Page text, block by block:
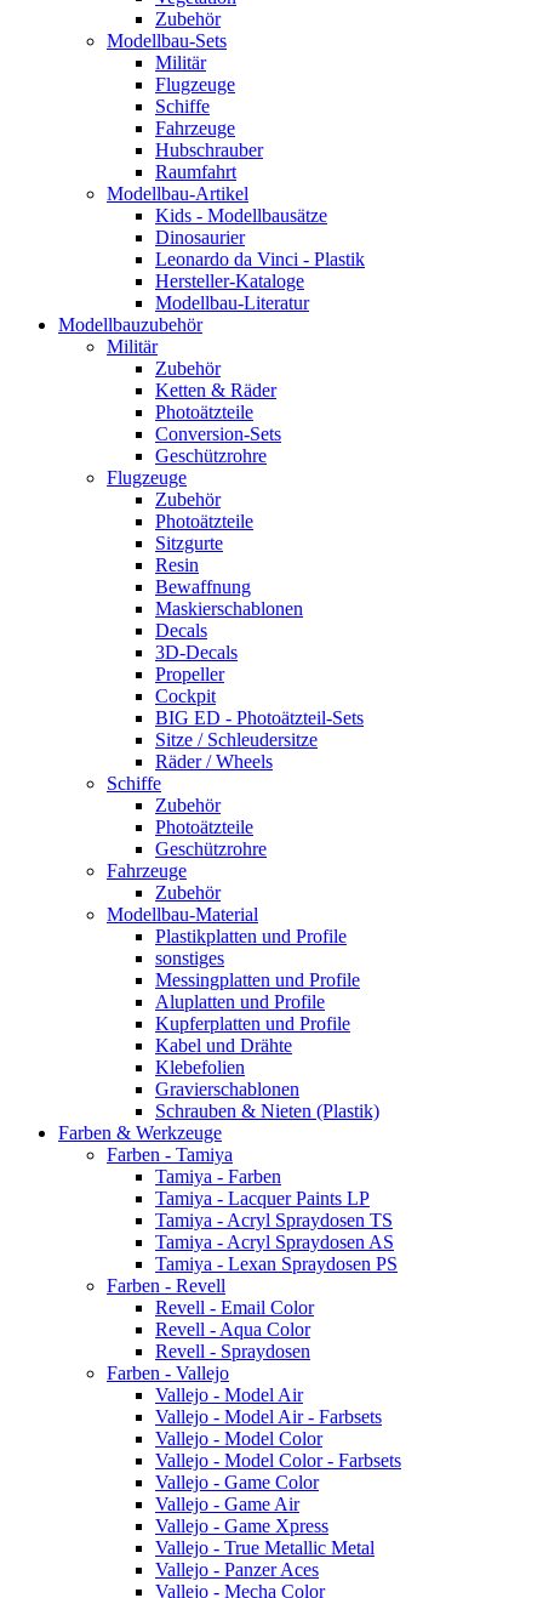
Zubehör
Modellbau-Sets
Militär
Flugzeuge
Schiffe
Fahrzeuge
Hubschrauber
Raumfahrt
Modellbau-Artikel
Kids - Modellbausätze
Dinosaurier
Leonardo da Vinci - Plastik
Hersteller-Kataloge
Modellbau-Literatur
Modellbauzubehör
Militär
Zubehör
Ketten & Räder
Photoätzteile
Conversion-Sets
Geschützrohre
Flugzeuge
Zubehör
Photoätzteile
Sitzgurte
Resin
Bewaffnung
Maskierschablonen
Decals
3D-Decals
Propeller
Cockpit
BIG ED - Photoätzteil-Sets
Sitze / Schleudersitze
Räder / Wheels
Schiffe
Zubehör
Photoätzteile
Geschützrohre
Fahrzeuge
Zubehör
Modellbau-Material
Plastikplatten und Profile
sonstiges
Messingplatten und Profile
Aluplatten und Profile
Kupferplatten und Profile
Kabel und Drähte
Klebefolien
Gravierschablonen
Schrauben & Nieten (Plastik)
Farben & Werkzeuge
Farben - Tamiya
Tamiya - Farben
Tamiya - Lacquer Paints LP
Tamiya - Acryl Spraydosen TS
Tamiya - Acryl Spraydosen AS
Tamiya - Lexan Spraydosen PS
Farben - Revell
Revell - Email Color
Revell - Aqua Color
Revell - Spraydosen
Farben - Vallejo
Vallejo - Model Air
Vallejo - Model Air - Farbsets
Vallejo - Model Color
Vallejo - Model Color - Farbsets
Vallejo - Game Color
Vallejo - Game Air
Vallejo - Game Xpress
Vallejo - True Metallic Metal
Vallejo - Panzer Aces
Vallejo - Mecha Color